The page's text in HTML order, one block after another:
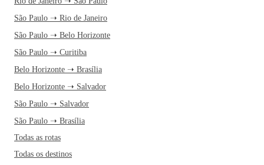
São Paulo ➝ Rio de Janeiro
São Paulo ➝ Belo Horizonte
São Paulo ➝ Curitiba
Belo Horizonte ➝ Brasília
Belo Horizonte ➝ Salvador
São Paulo ➝ Salvador
São Paulo ➝ Brasília
Todas as rotas
Todas os destinos